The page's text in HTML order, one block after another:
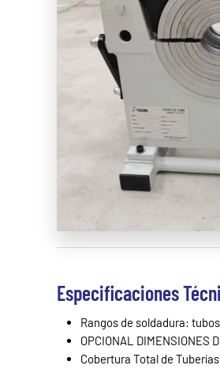
Especificaciones
Rangos de soldadura:
OPCIONAL DIMENSIONES
Cobertura Total de